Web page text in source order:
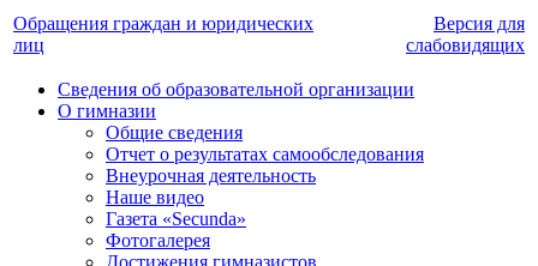
Обращения граждан и юридических
лиц
Версия для
слабовидящих
Сведения об образовательной организации
О гимназии
Общие сведения
Отчет о результатах самообследования
Внеурочная деятельность
Наше видео
Газета «Secunda»
Фотогалерея
Достижения гимназистов